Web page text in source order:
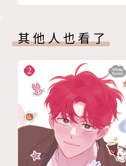
其他人也看了